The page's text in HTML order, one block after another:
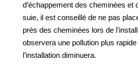
d’échappement des cheminées et
suie, il est conseillé de ne pas
près des cheminées lors de
observera une pollution plus rapide
l’installation diminuera.